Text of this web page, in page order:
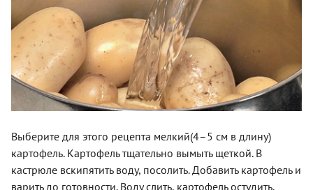
Выберите для этого рецепта мелкий(4–5 см в длину)
картофель. Картофель тщательно вымыть щеткой. В
кастрюле вскипятить воду, посолить. Добавить картофель и
варить до готовности. Воду слить, картофель остудить.